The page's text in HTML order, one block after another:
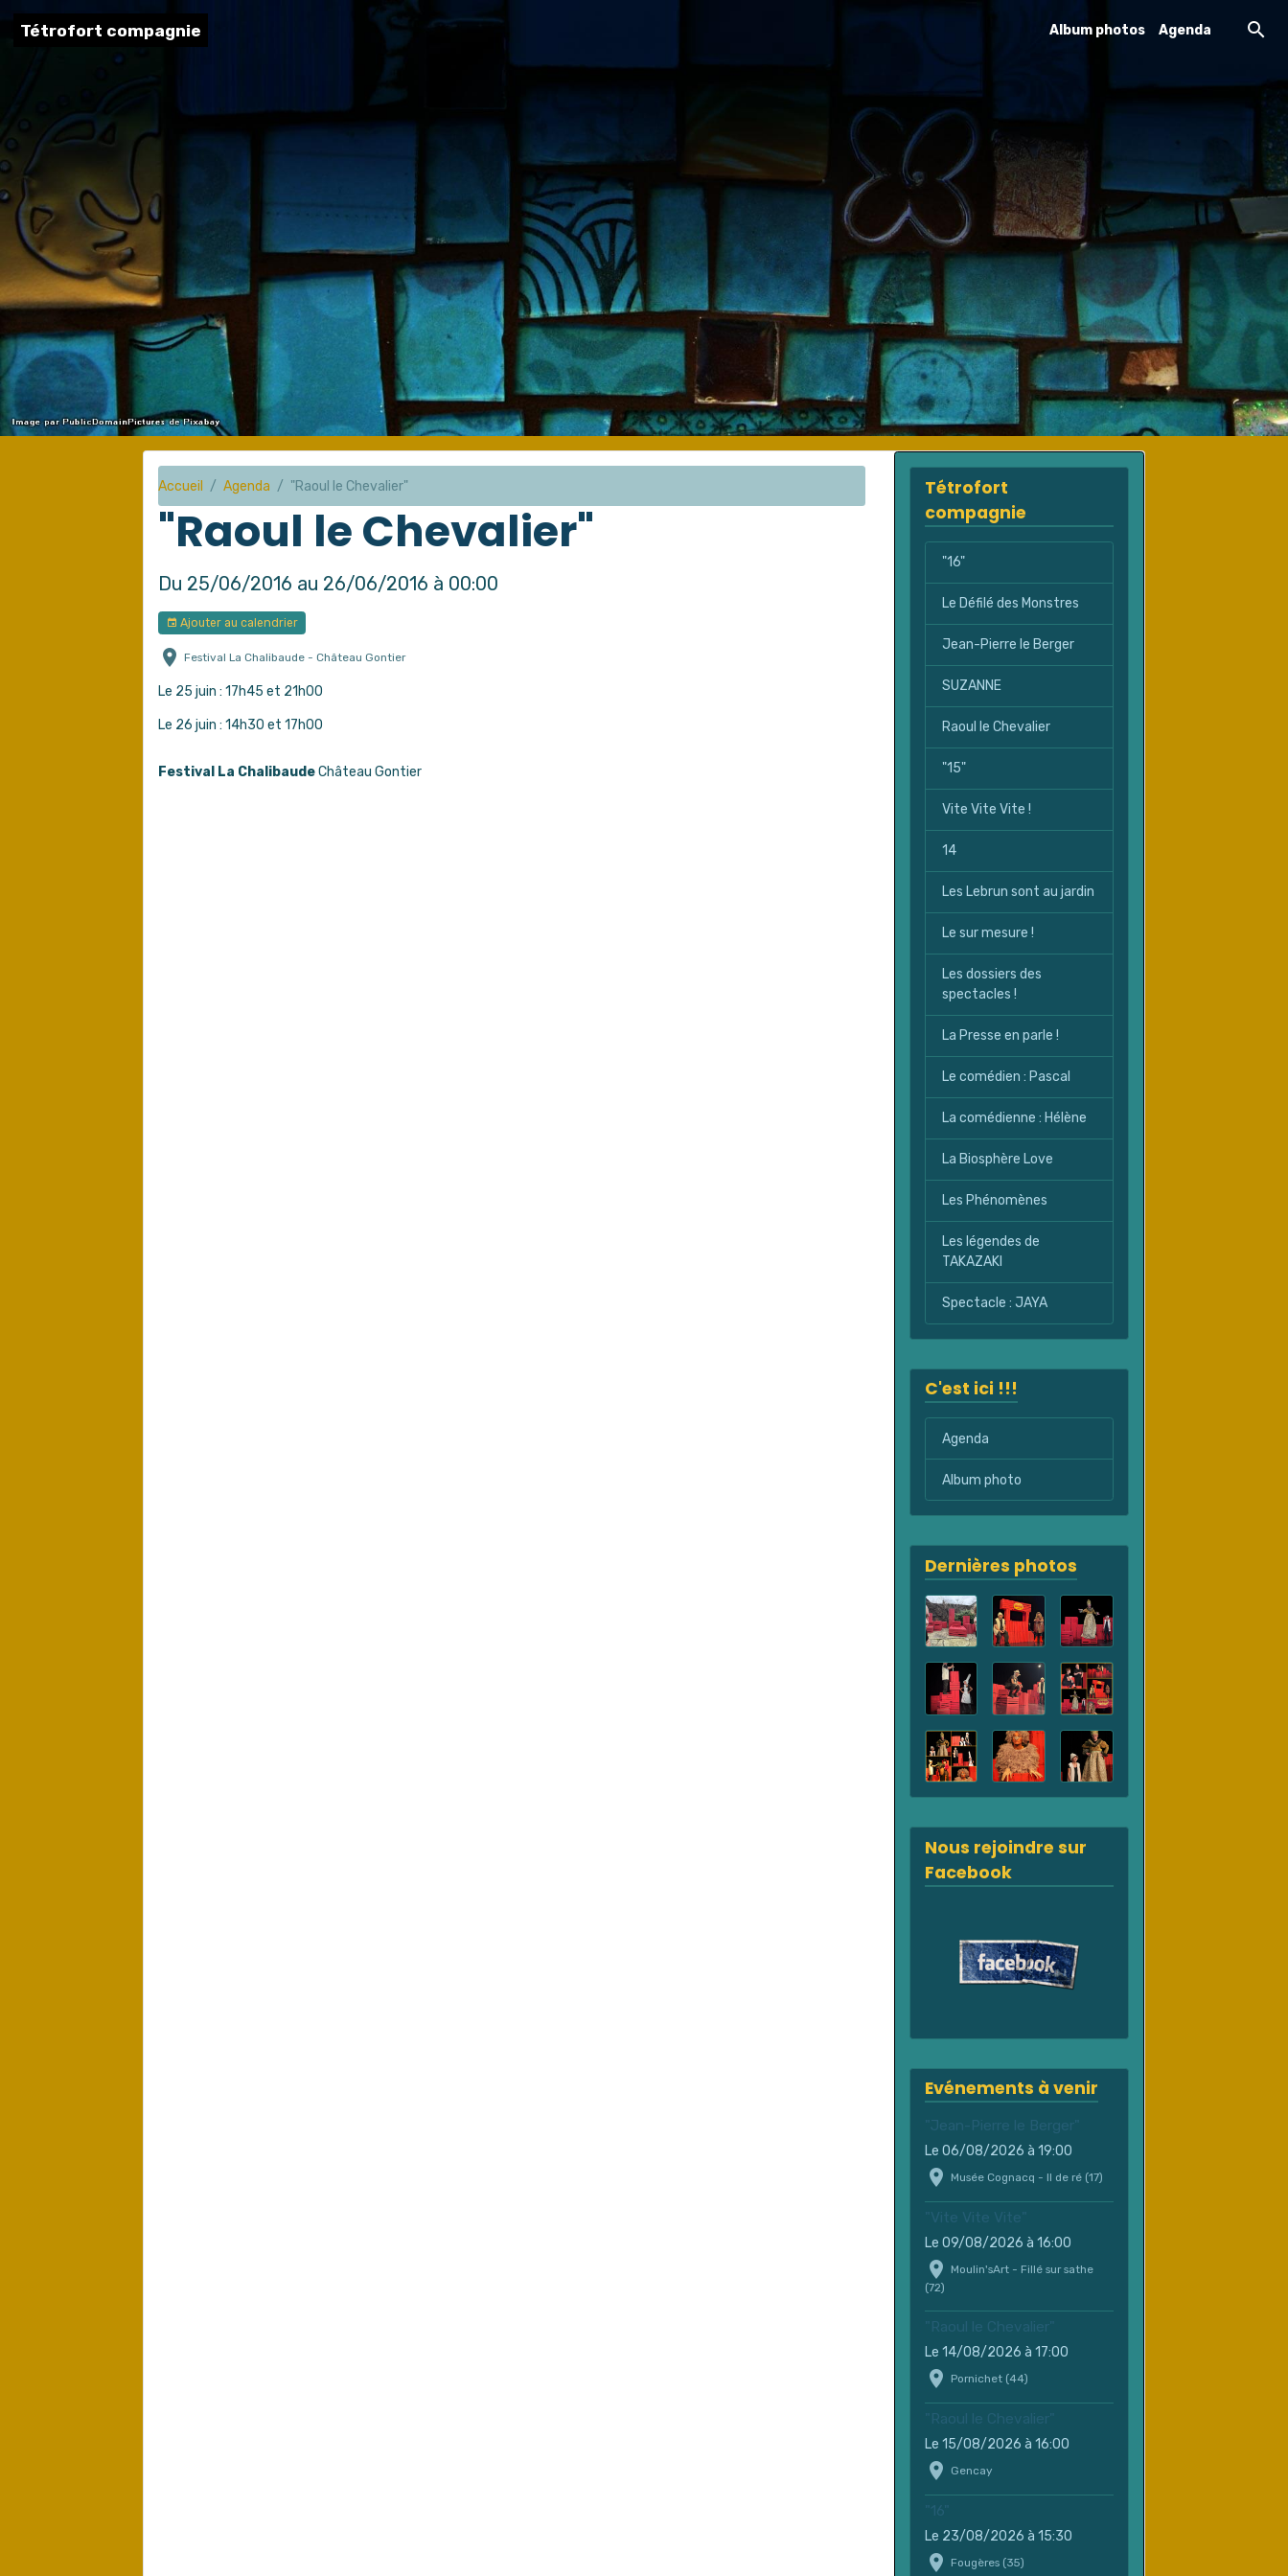
Tétrofort compagnie Album photos Agenda
Accueil Agenda "Raoul le Chevalier"
"Raoul le Chevalier"
Du 25/06/2016 au 26/06/2016 à 00:00
Ajouter au calendrier
Festival La Chalibaude - Château Gontier
Le 25 juin : 17h45 et 21h00
Le 26 juin : 14h30 et 17h00
Festival La ChalibaudeChâteau Gontier
Tétrofort
compagnie
"16"
Le Défilé des Monstres
Jean-Pierre le Berger
SUZANNE
Raoul le Chevalier
"15"
Vite Vite Vite !
14
Les Lebrun sont au jardin
Le sur mesure !
Les dossiers des
spectacles !
La Presse en parle !
Le comédien : Pascal
La comédienne : Hélène
La Biosphère Love
Les Phénomènes
Les légendes de
TAKAZAKI
Spectacle : JAYA
C'est ici !!!
Agenda
Album photo
Dernières photos
Nous rejoindre sur
Facebook
Evénements à venir
"Jean-Pierre le Berger"
Le 06/08/2026 à 19:00
Musée Cognacq - Il de ré (17)
"Vite Vite Vite"
Le 09/08/2026 à 16:00
Moulin'sArt - Fillé sur sathe
(72)
"Raoul le Chevalier"
Le 14/08/2026 à 17:00
Pornichet (44)
"Raoul le Chevalier"
Le 15/08/2026 à 16:00
Gencay
"16"
Le 23/08/2026 à 15:30
Fougères (35)